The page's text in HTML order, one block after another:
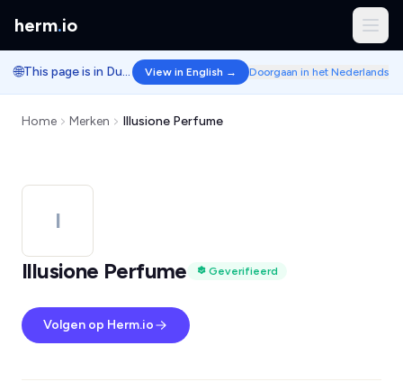
herm.io
🌐 This page is in Dutch. View in English → Doorgaan in het Nederlands
Home Merken Illusione Perfume
I
Illusione Perfume
Geverifieerd
Volgen op Herm.io